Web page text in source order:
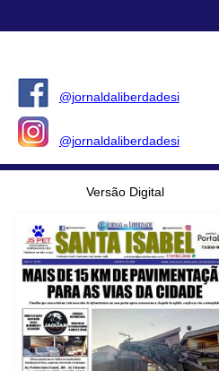
@jornaldaliberdadesi
@jornaldaliberdadesi
Versão Digital